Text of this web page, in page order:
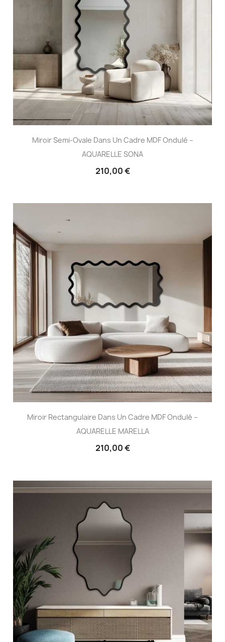
Miroir Semi-Ovale Dans Un Cadre MDF Ondulé –
AQUARELLE SONA
210,00 €
Miroir Rectangulaire Dans Un Cadre MDF Ondulé –
AQUARELLE MARELLA
210,00 €